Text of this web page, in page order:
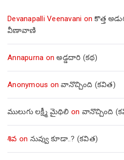
Devanapalli Veenavani onకొత్త
వీణావాణి
Annapurna onఅడ్డదారి (కథ)
Anonymous onవానొచ్చింది (కవిత)
ములుగు లక్ష్మీ మైథిలి on వానొచ్చింది
శివ on నువ్వు కూడా..? (కవిత)